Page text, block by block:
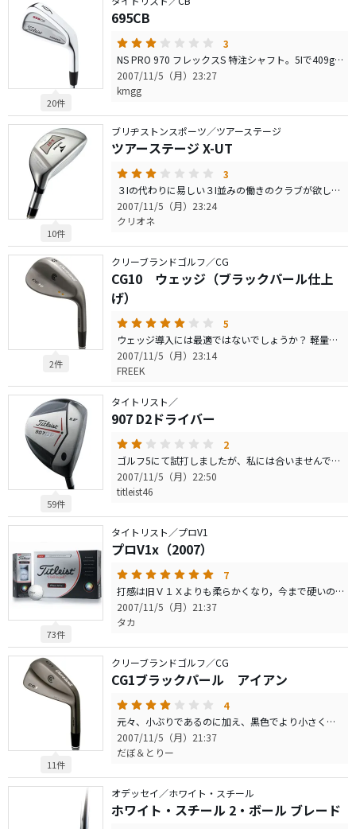
20件
695CB
3
NS PRO 970 フレックスS 特注シャフト。5Iで409g、バランスD1でした。このヘッドにこのシャフトは役不足です。重いシャフト程、性能を発揮できるでしょう。ダイナミックゴールドがベストだと思います。 もう少しソール幅が薄い方が抜けが良くて扱い易いかなと思いました。この手のアイアンとしては操作性は高いとは言えず、695MBや660の方が良いと思う人も多いはず。 キャビティ効果は確かに感じられる。芯は見た目より広いです。 ともかくダイナミックゴールドならもっと評価は高くなります。
2007/11/5（月）23:27
kmgg
10件
ブリヂストンスポーツ／ツアーステージ
ツアーステージ X-UT
3
３Iの代わりに易しい３I並みの働きのクラブが欲しい、という思いで買いました。方向性は結構高いと思います。スピンはUTということで期待してなかったんですが意外とあります。全体的に良いクラブですが唯一の不満は『打感』ですね。
2007/11/5（月）23:24
クリオネ
2件
クリーブランドゴルフ／CG
CG10 ウェッジ（ブラックパール仕上
げ）
5
ウェッジ導入には最適ではないでしょうか？ 軽量スチールで操作性が良いこと。 ガンメタ仕上げで手入れが楽なこと。 ロフトと共にバンス角が選べること。 コストパフォーマンスも十分だと思いますが・・。 如何でしょうか！？
2007/11/5（月）23:14
FREEK
59件
タイトリスト／
907 D2ドライバー
2
ゴルフ5にて試打しましたが、私には合いませんでした。打ち方の問題もあると思いますが、弾道が吹け上がるのと とにかく右にスッポ抜けます。シャフトも、ランバックス7x07 Sは、ダウンスイングでしなり過ぎてタイミングがあいませんでした。Ｘシャフトで打って見たいですが、ショップにはありませんでした。Sシャフトは、柔らか過ぎる感じがします。最近のシャフト表示は、以前と比べるとソフトな感じですね。
2007/11/5（月）22:50
titleist46
73件
タイトリスト／プロV1
プロV1x（2007）
7
打感は旧Ｖ１Ｘよりも柔らかくなり，今まで硬いのがと思った方にもいいのではないでしょうか。飛距離、スピンともに満足のボールです。ボールもしっかり高弾道ですよ。
2007/11/5（月）21:37
タカ
11件
クリーブランドゴルフ／CG
CG1ブラックパール アイアン
4
元々、小ぶりであるのに加え、黒色でより小さく見えるヘッド。トップブレードも薄く、クラブを構えたときはその小ささに驚かされた。ただ、へッドが小さい分、振り抜の良さは抜群。ヘッド素材のためか、打感も非常にソフト。MP-37も併用してるが、MP-37のほうがひと一回大きく感じる。また、ミスに対してはCG1のほうが寛容か？個人的にはCG1のほうが扱い易く感じる。
2007/11/5（月）21:37
だぼ＆とりー
オデッセイ／ホワイト・スチール
ホワイト・スチール 2・ボール ブレード